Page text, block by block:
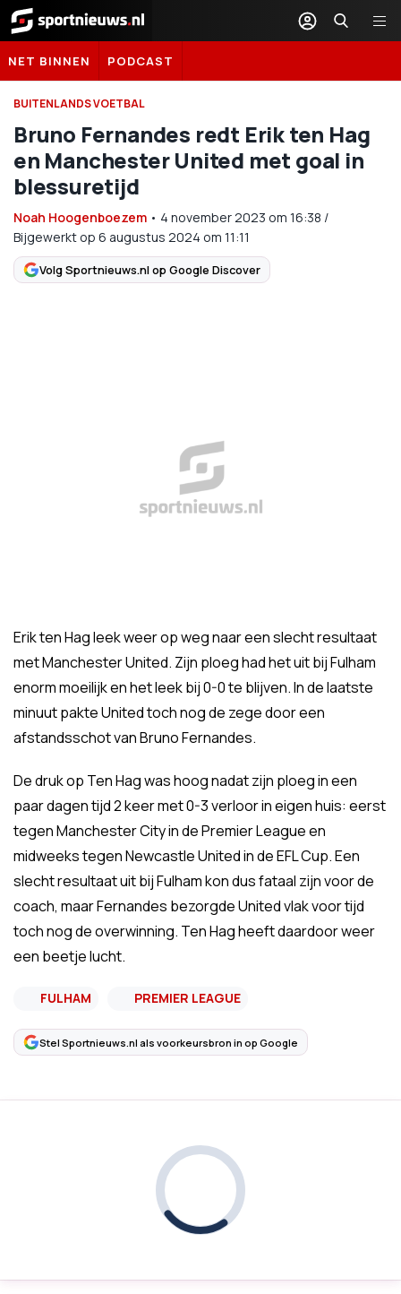
Sportnieuws.nl
NET BINNEN PODCAST
BUITENLANDS VOETBAL
Bruno Fernandes redt Erik ten Hag
en Manchester United met goal in
blessuretijd
Noah Hoogenboezem • 4 november 2023 om 16:38 /
Bijgewerkt op 6 augustus 2024 om 11:11
Volg Sportnieuws.nl op Google Discover
Erik ten Hag leek weer op weg naar een slecht resultaat
met Manchester United. Zijn ploeg had het uit bij Fulham
enorm moeilijk en het leek bij 0-0 te blijven. In de laatste
minuut pakte United toch nog de zege door een
afstandsschot van Bruno Fernandes.
De druk op Ten Hag was hoog nadat zijn ploeg in een
paar dagen tijd 2 keer met 0-3 verloor in eigen huis: eerst
tegen Manchester City in de Premier League en
midweeks tegen Newcastle United in de EFL Cup. Een
slecht resultaat uit bij Fulham kon dus fataal zijn voor de
coach, maar Fernandes bezorgde United vlak voor tijd
toch nog de overwinning. Ten Hag heeft daardoor weer
een beetje lucht.
FULHAM PREMIER LEAGUE
Stel Sportnieuws.nl als voorkeursbron in op Google